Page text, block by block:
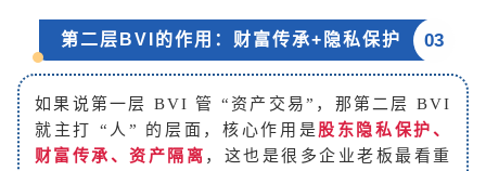
第二层BVI的作用：财富传承+隐私保护 03
如果说第一层 BVI 管 “资产交易”，那第二层 BVI
就主打 “人” 的层面，核心作用是股东隐私保护、
财富传承、资产隔离 ，这也是很多企业老板最看重